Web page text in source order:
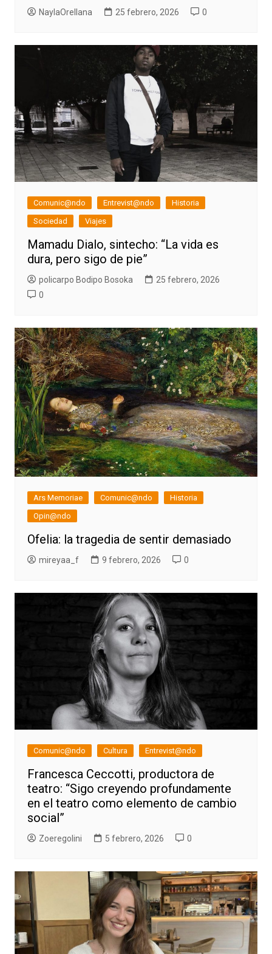
NaylaOrellana 25 febrero, 2026 0
Comunic@ndo Entrevist@ndo
Historia
Sociedad
Viajes
Mamadu Dialo, sintecho: “La vida es
dura, pero sigo de pie”
policarpo Bodipo Bosoka
25 febrero, 2026
0
Ars Memoriae Comunic@ndo
Historia
Opin@ndo
Ofelia: la tragedia de sentir demasiado
mireyaa_f 9 febrero, 2026 0
Comunic@ndo Cultura Entrevist@ndo
Francesca Ceccotti, productora de
teatro: “Sigo creyendo profundamente
en el teatro como elemento de cambio
social”
Zoeregolini 5 febrero, 2026 0